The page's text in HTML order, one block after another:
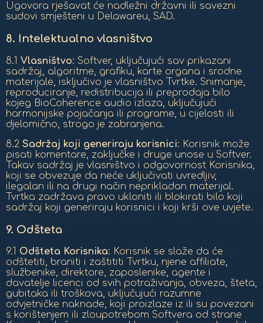
Ugovora rješavat će nadležni državni ili savezni
sudovi smješteni u Delawareu, SAD.
8. Intelektualno vlasništvo
8.1 Vlasništvo: Softver, uključujući sav prikazani
sadržaj, algoritme, grafiku, karte organa i srodne
materijale, isključivo je vlasništvo Tvrtke. Snimanje,
reproduciranje, redistribucija ili preprodaja bilo
kojeg BioCoherence audio izlaza, uključujući
harmonijske pojačanja ili programe, u cijelosti ili
djelomično, strogo je zabranjena.
8.2 Sadržaj koji generiraju korisnici: Korisnik može
pisati komentare, zaključke i druge unose u Softver.
Takav sadržaj je vlasništvo i odgovornost Korisnika,
koji se obvezuje da neće uključivati uvredljiv,
ilegalan ili na drugi način neprikladan materijal.
Tvrtka zadržava pravo ukloniti ili blokirati bilo koji
sadržaj koji generiraju korisnici i koji krši ove uvjete.
9. Odšteta
9.1 Odšteta Korisnika: Korisnik se slaže da će
odštetiti, braniti i zaštititi Tvrtku, njene affiliate,
službenike, direktore, zaposlenike, agente i
davatelje licenci od svih potraživanja, obveza, šteta,
gubitaka ili troškova, uključujući razumne
odvjetničke naknade, koji proizlaze iz ili su povezani
s korištenjem ili zloupotrebom Softvera od strane